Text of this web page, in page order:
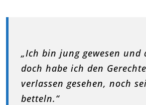
„Ich bin jung gewesen und
doch habe ich den
verlassen gesehen, noch
betteln.“